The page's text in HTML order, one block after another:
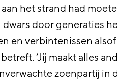
het strand had
dwars door generaties
en verbintenissen
‘Jij maakt alles
zoenpartij in